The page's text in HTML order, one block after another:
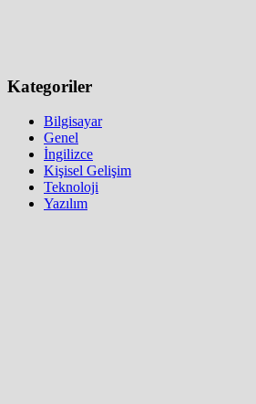
Kategoriler
Bilgisayar
Genel
İngilizce
Kişisel Gelişim
Teknoloji
Yazılım